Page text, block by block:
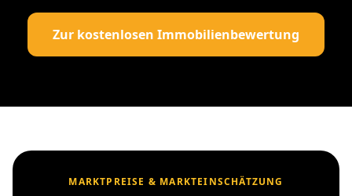
Zur kostenlosen Immobilienbewertung
MARKTPREISE & MARKTEINSCHÄTZUNG